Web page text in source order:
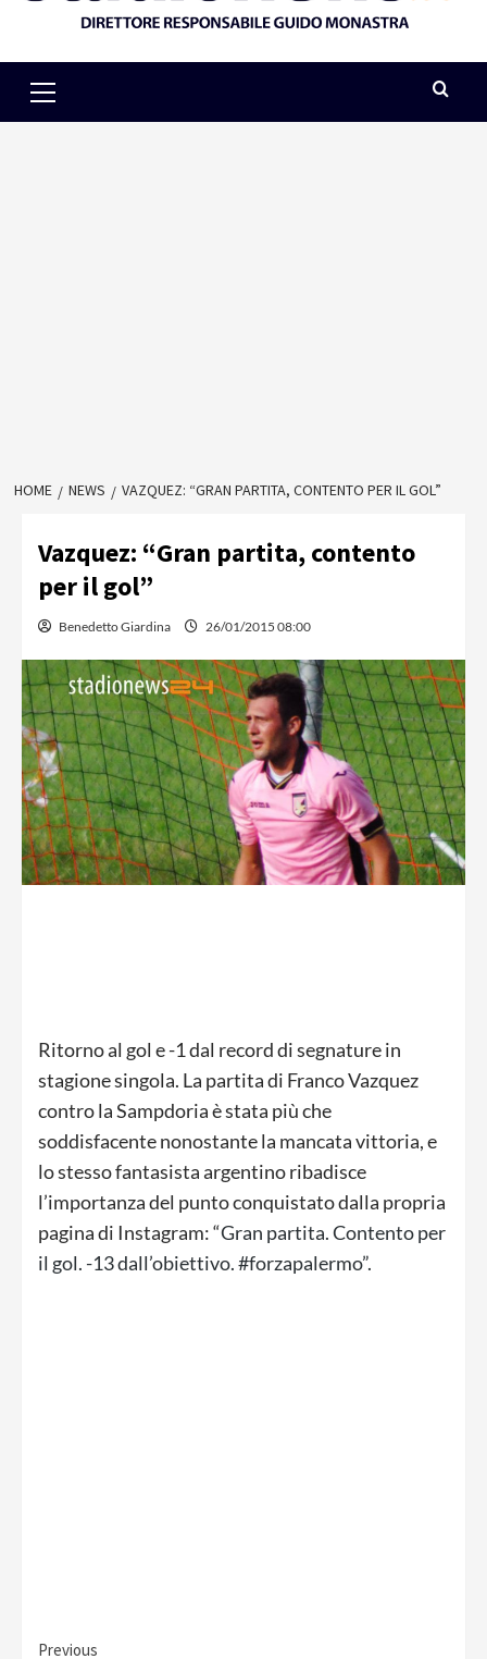
Menu
HOME NEWS VAZQUEZ: “GRAN PARTITA, CONTENTO PER IL GOL”
Vazquez: “Gran partita, contento
per il gol”
Benedetto Giardina 26/01/2015 08:00
Ritorno al gol e -1 dal record di segnature in
stagione singola. La partita di Franco Vazquez
contro la Sampdoria è stata più che
soddisfacente nonostante la mancata vittoria, e
lo stesso fantasista argentino ribadisce
l’importanza del punto conquistato dalla propria
pagina di Instagram: “Gran partita. Contento per
il gol. -13 dall’obiettivo. #forzapalermo”.
Previous